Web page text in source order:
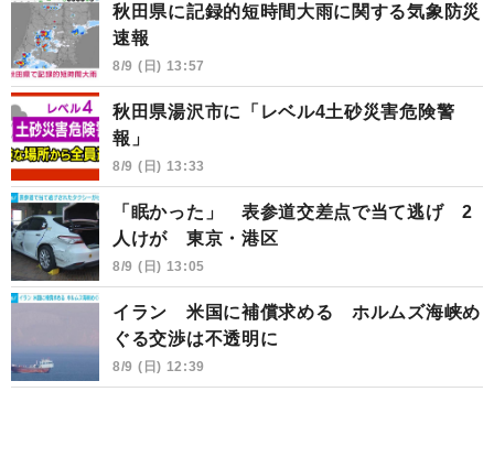
秋田県に記録的短時間大雨に関する気象防災
速報
8/9 (日) 13:57
秋田県湯沢市に「レベル4土砂災害危険警
報」
8/9 (日) 13:33
「眠かった」 表参道交差点で当て逃げ 2
人けが 東京・港区
8/9 (日) 13:05
イラン 米国に補償求める ホルムズ海峡め
ぐる交渉は不透明に
8/9 (日) 12:39